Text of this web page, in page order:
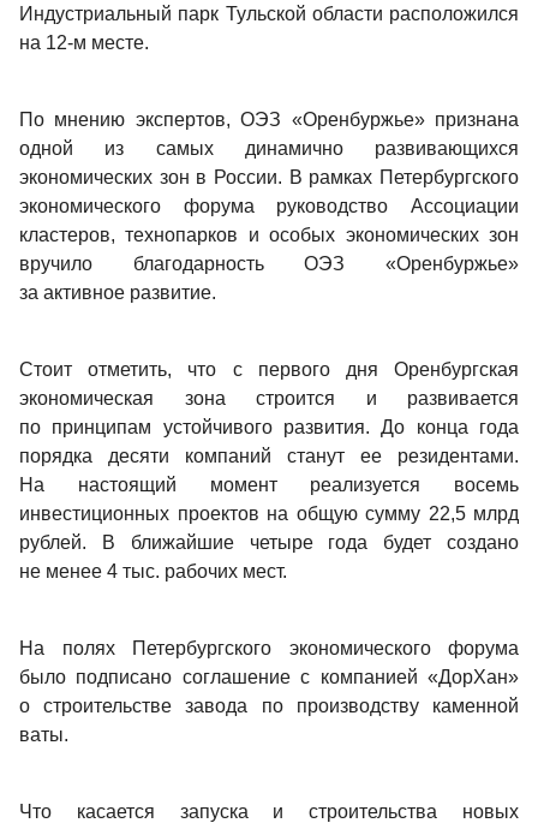
Индустриальный парк Тульской области расположился
на 12-м месте.
По мнению экспертов, ОЭЗ «Оренбуржье» признана
одной из самых динамично развивающихся
экономических зон в России. В рамках Петербургского
экономического форума руководство Ассоциации
кластеров, технопарков и особых экономических зон
вручило благодарность ОЭЗ «Оренбуржье»
за активное развитие.
Стоит отметить, что с первого дня Оренбургская
экономическая зона строится и развивается
по принципам устойчивого развития. До конца года
порядка десяти компаний станут ее резидентами.
На настоящий момент реализуется восемь
инвестиционных проектов на общую сумму 22,5 млрд
рублей. В ближайшие четыре года будет создано
не менее 4 тыс. рабочих мест.
На полях Петербургского экономического форума
было подписано соглашение с компанией «ДорХан»
о строительстве завода по производству каменной
ваты.
Что касается запуска и строительства новых